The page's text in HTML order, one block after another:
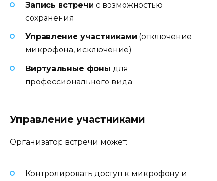
Запись встречи с возможностью
сохранения
Управление участниками (отключение
микрофона, исключение)
Виртуальные фоны для
профессионального вида
Управление участниками
Организатор встречи может:
Контролировать доступ к микрофону и